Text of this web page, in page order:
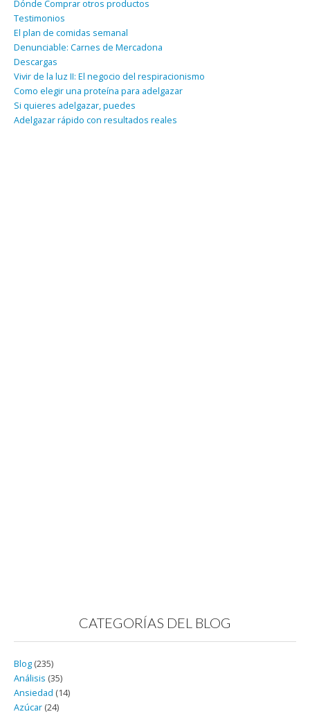
Dónde Comprar otros productos
Testimonios
El plan de comidas semanal
Denunciable: Carnes de Mercadona
Descargas
Vivir de la luz II: El negocio del respiracionismo
Como elegir una proteína para adelgazar
Si quieres adelgazar, puedes
Adelgazar rápido con resultados reales
CATEGORÍAS DEL BLOG
Blog (235)
Análisis (35)
Ansiedad (14)
Azúcar (24)